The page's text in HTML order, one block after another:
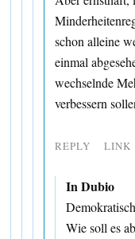
schon alleine
einmal
wechselnde
verbessern
REPLY LINK
In Dubio
Wie soll es